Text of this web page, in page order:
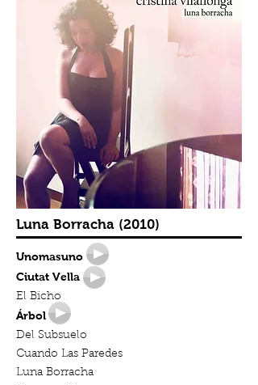
Luna Borracha (2010)
Unomasuno
Ciutat Vella
El Bicho
Árbol
Del Subsuelo
Cuando Las Paredes
Luna Borracha